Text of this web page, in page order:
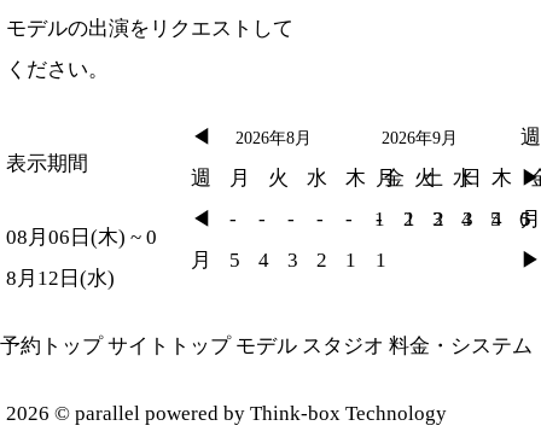
モデルの出演をリクエスト して
ください。
表示期間
08月06日(木) ~ 0
8月12日(水)
◀︎
週
◀︎
月
2026年8月
月 火 水 木 金 土
日
-
5
-
4
-
3
-
2
-
1
1 2 3 4 5 6
2026年9月
月 火 水 木
-
1
1 2 3 4 5
週
▶︎
月
▶︎
予約トップ サイトトップ モデル スタジオ 料金・システム
2026 © parallel powered by Think-box Technology